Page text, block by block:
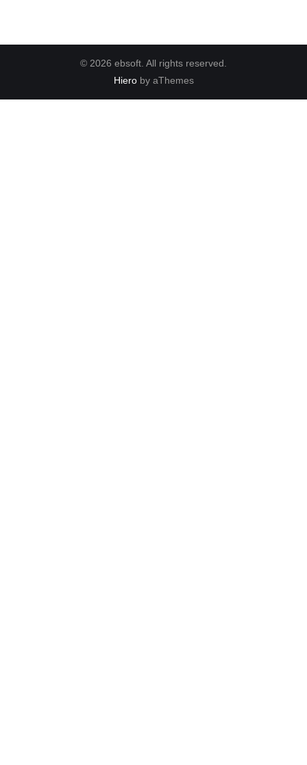
© 2026 ebsoft. All rights reserved.
Hieroby aThemes